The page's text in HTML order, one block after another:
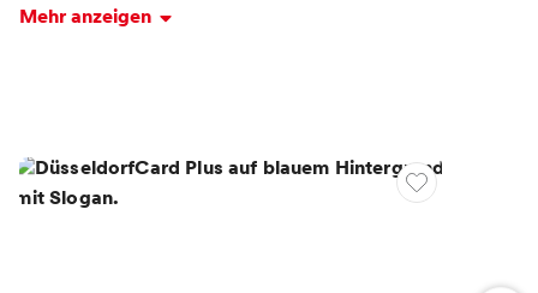
Mehr anzeigen
des Rheins entspannen, das historische und moderne
Düsseldorf erkunden oder eine abendliche Radtour durch
Container